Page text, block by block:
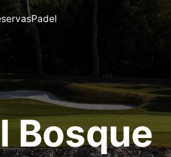
Padel
Bosque